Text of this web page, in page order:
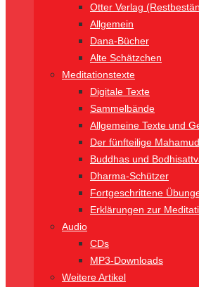
Otter Verlag
Allgemein
Dana-Bücher
Alte Schätzchen
Meditationstexte
Digitale Texte
Sammelbände
Allgemeine Texte und
Der fünfteilige
Buddhas und
Dharma-Schützer
Fortgeschrittene
Erklärungen zur
Audio
CDs
MP3-Downloads
Weitere Artikel